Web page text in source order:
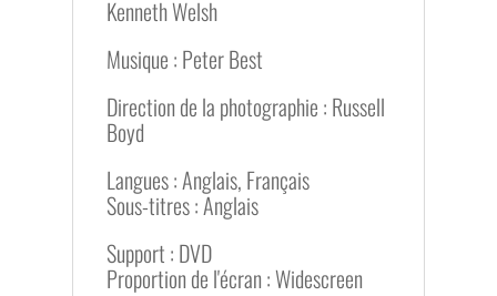
Kenneth Welsh
Musique : Peter Best
Direction de la photographie : Russell
Boyd
Langues : Anglais, Français
Sous-titres : Anglais
Support : DVD
Proportion de l'écran : Widescreen